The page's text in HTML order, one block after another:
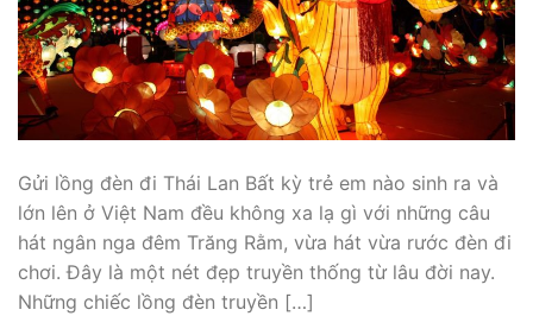
Gửi lồng đèn đi Thái Lan Bất kỳ trẻ em nào sinh ra và
lớn lên ở Việt Nam đều không xa lạ gì với những câu
hát ngân nga đêm Trăng Rằm, vừa hát vừa rước đèn đi
chơi. Đây là một nét đẹp truyền thống từ lâu đời nay.
Những chiếc lồng đèn truyền […]